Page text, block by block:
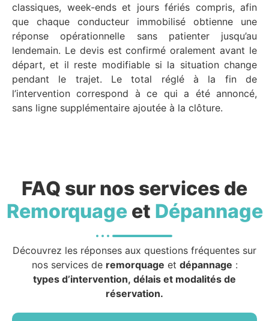
classiques, week-ends et jours fériés compris, afin
que chaque conducteur immobilisé obtienne une
réponse opérationnelle sans patienter jusqu’au
lendemain. Le devis est confirmé oralement avant le
départ, et il reste modifiable si la situation change
pendant le trajet. Le total réglé à la fin de
l’intervention correspond à ce qui a été annoncé,
sans ligne supplémentaire ajoutée à la clôture.
FAQ sur nos services de
Remorquageet Dépannage
Découvrez les réponses aux questions fréquentes sur
nos services de remorquage et dépannage :
types d’intervention, délais et modalités de
réservation.